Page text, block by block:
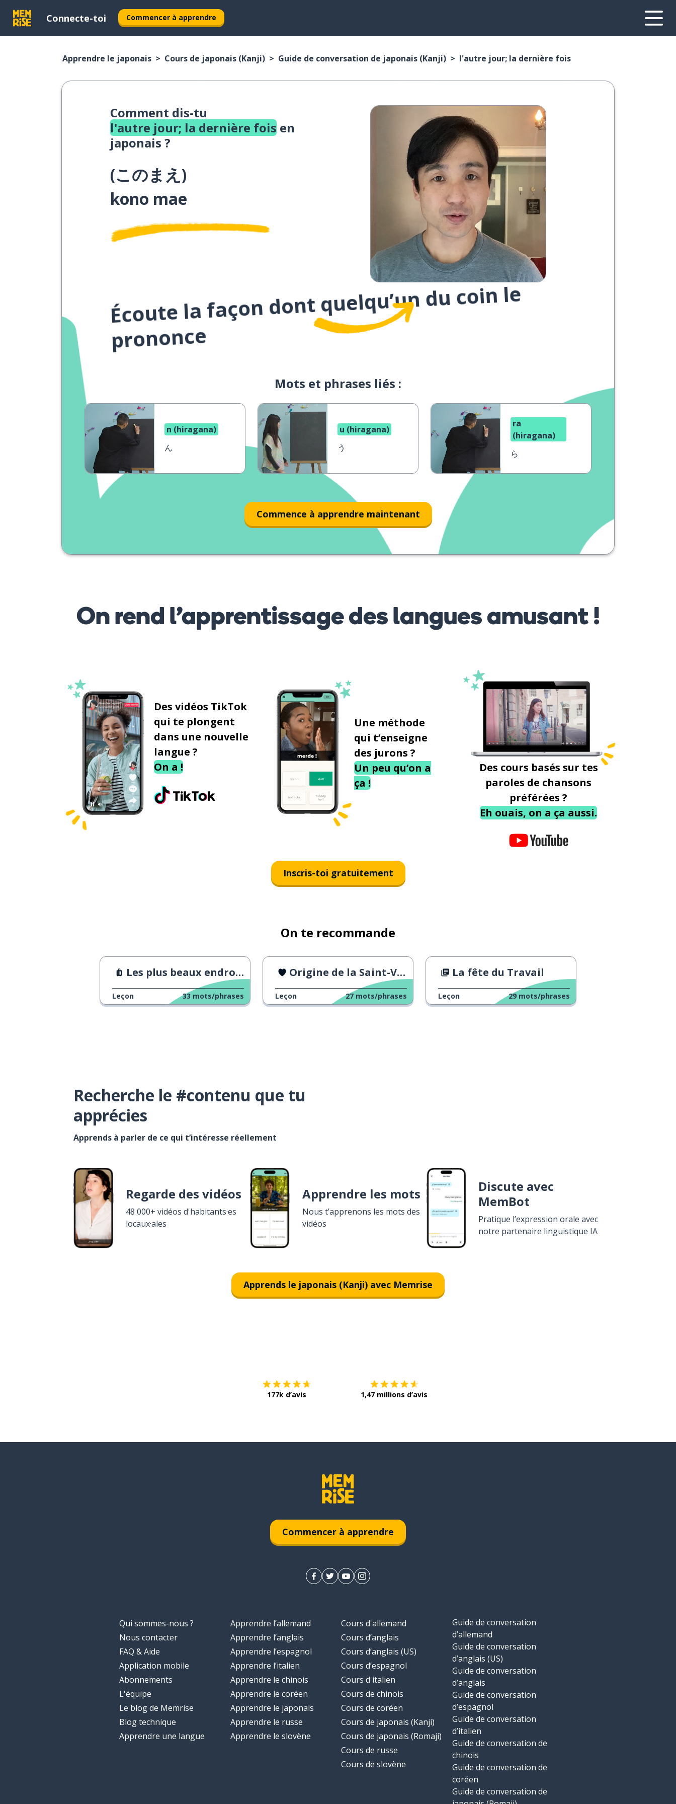
Connecte-toi Commencer à apprendre
Apprendre le japonais Cours de japonais (Kanji) Guide de conversation de japonais (Kanji) l'autre jour; la dernière fois
Comment dis-tu
l'autre jour; la dernière fois en
japonais ?
(このまえ )
kono mae
Écoute la façon dont quelqu’un du coin le
prononce
Mots et phrases liés :
n (hiragana)
ん
u (hiragana)
う
ra
(hiragana)
ら
Commence à apprendre maintenant
On rend l’apprentissage des langues amusant !
Des vidéos TikTok
qui te plongent
dans une nouvelle
langue ?
On a !
Une méthode
qui t’enseigne
des jurons ?
Un peu qu’on a
ça !
Des cours basés sur tes
paroles de chansons
préférées ?
Eh ouais, on a ça aussi.
Inscris-toi gratuitement
On te recommande
Les plus beaux endroits à visiter à Tokyo
Leçon 33 mots/phrases
Origine de la Saint-Valentin
Leçon 27 mots/phrases
La fête du Travail
Leçon 29 mots/phrases
Recherche le #contenu que tu
apprécies
Apprends à parler de ce qui t’intéresse réellement
Regarde des vidéos
48 000+ vidéos d'habitants·es
locaux·ales
Apprendre les mots
Nous t’apprenons les mots des
vidéos
Discute avec
MemBot
Pratique l’expression orale avec
notre partenaire linguistique IA
Apprends le japonais (Kanji) avec Memrise
177k d’avis 1,47 millions d’avis
Commencer à apprendre
Qui sommes-nous ?
Nous contacter
FAQ & Aide
Application mobile
Abonnements
L'équipe
Le blog de Memrise
Blog technique
Apprendre une langue
Apprendre l’allemand
Apprendre l’anglais
Apprendre l’espagnol
Apprendre l’italien
Apprendre le chinois
Apprendre le coréen
Apprendre le japonais
Apprendre le russe
Apprendre le slovène
Cours d'allemand
Cours d’anglais
Cours d’anglais (US)
Cours d’espagnol
Cours d'italien
Cours de chinois
Cours de coréen
Cours de japonais (Kanji)
Cours de japonais (Romaji)
Cours de russe
Cours de slovène
Guide de conversation
d’allemand
Guide de conversation
d’anglais (US)
Guide de conversation
d’anglais
Guide de conversation
d’espagnol
Guide de conversation
d’italien
Guide de conversation de
chinois
Guide de conversation de
coréen
Guide de conversation de